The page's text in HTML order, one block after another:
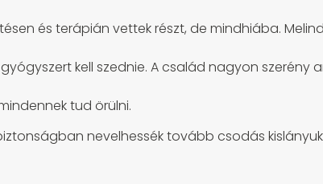
és terápián vettek részt, de mindhiába.
kell szednie. A család nagyon szerény
tud örülni.
nevelhessék tovább csodás